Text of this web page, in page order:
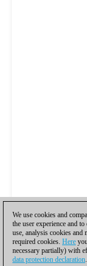
We use cookies and
the user experience and
use, analysis cookies and
required cookies. Here
necessary partially) with
data protection declaration.